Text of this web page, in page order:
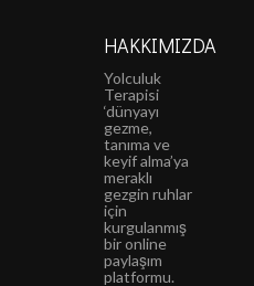
HAKKIMIZDA
Yolculuk
Terapisi
‘dünyayı
gezme,
tanıma ve
keyif alma’ya
meraklı
gezgin ruhlar
için
kurgulanmış
bir online
paylaşım
platformu.